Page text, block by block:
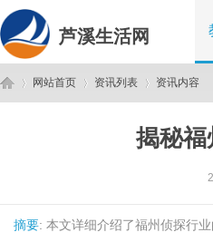
芦溪生活网
网站首页 资讯列表 资讯内容
揭秘福
摘要: 本文详细介绍了福州侦探行